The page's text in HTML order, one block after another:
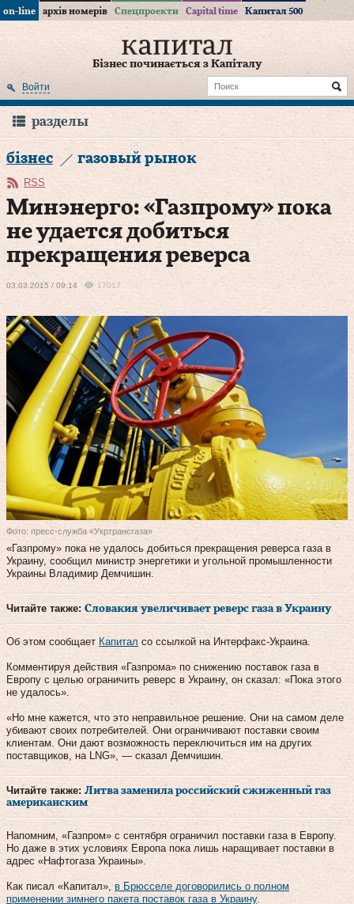
on-line архів номерів Спецпроекти Capital time Капитал 500
Бізнес починається з Капіталу
Войти
разделы
бізнес газовый рынок
RSS
Минэнерго: «Газпрому» пока
не удается добиться
прекращения реверса
03.03.2015 / 09:14 17017
Фото: пресс-служба «Укртрансгаза»
«Газпрому» пока не удалось добиться прекращения реверса газа в
Украину, сообщил министр энергетики и угольной промышленности
Украины Владимир Демчишин.
Читайте также: Словакия увеличивает реверс газа в Украину
Об этом сообщает Капитал со ссылкой на Интерфакс-Украина.
Комментируя действия «Газпрома» по снижению поставок газа в
Европу с целью ограничить реверс в Украину, он сказал: «Пока этого
не удалось».
«Но мне кажется, что это неправильное решение. Они на самом деле
убивают своих потребителей. Они ограничивают поставки своим
клиентам. Они дают возможность переключиться им на других
поставщиков, на LNG», — сказал Демчишин.
Читайте также: Литва заменила российский сжиженный газ
американским
Напомним, «Газпром» с сентября ограничил поставки газа в Европу.
Но даже в этих условиях Европа пока лишь наращивает поставки в
адрес «Нафтогаза Украины».
Как писал «Капитал», в Брюсселе договорились о полном
применении зимнего пакета поставок газа в Украину.